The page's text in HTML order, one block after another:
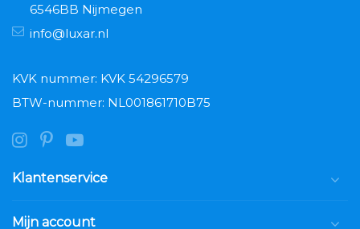
6546BB Nijmegen
info@luxar.nl
KVK nummer: KVK 54296579
BTW-nummer: NL001861710B75
Klantenservice
Mijn account